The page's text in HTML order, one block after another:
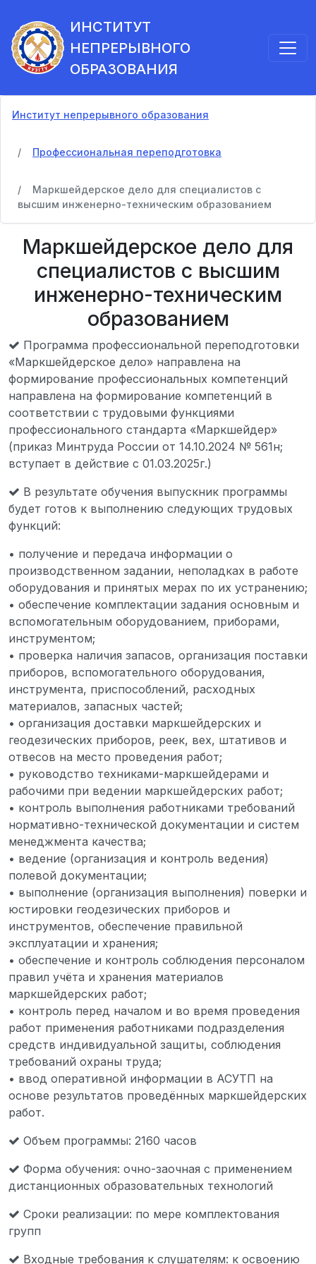
ИНСТИТУТ
НЕПРЕРЫВНОГО
ОБРАЗОВАНИЯ
Институт непрерывного образования
Профессиональная переподготовка
Маркшейдерское дело для специалистов с
высшим инженерно-техническим образованием
Маркшейдерское дело для
специалистов с высшим
инженерно-техническим
образованием
Программа профессиональной переподготовки
«Маркшейдерское дело» направлена на
формирование профессиональных компетенций
направлена на формирование компетенций в
соответствии с трудовыми функциями
профессионального стандарта «Маркшейдер»
(приказ Минтруда России от 14.10.2024 № 561н;
вступает в действие с 01.03.2025г.)
В результате обучения выпускник программы
будет готов к выполнению следующих трудовых
функций:
• получение и передача информации о
производственном задании, неполадках в работе
оборудования и принятых мерах по их устранению;
• обеспечение комплектации задания основным и
вспомогательным оборудованием, приборами,
инструментом;
• проверка наличия запасов, организация поставки
приборов, вспомогательного оборудования,
инструмента, приспособлений, расходных
материалов, запасных частей;
• организация доставки маркшейдерских и
геодезических приборов, реек, вех, штативов и
отвесов на место проведения работ;
• руководство техниками-маркшейдерами и
рабочими при ведении маркшейдерских работ;
• контроль выполнения работниками требований
нормативно-технической документации и систем
менеджмента качества;
• ведение (организация и контроль ведения)
полевой документации;
• выполнение (организация выполнения) поверки и
юстировки геодезических приборов и
инструментов, обеспечение правильной
эксплуатации и хранения;
• обеспечение и контроль соблюдения персоналом
правил учёта и хранения материалов
маркшейдерских работ;
• контроль перед началом и во время проведения
работ применения работниками подразделения
средств индивидуальной защиты, соблюдения
требований охраны труда;
• ввод оперативной информации в АСУТП на
основе результатов проведённых маркшейдерских
работ.
Объем программы: 2160 часов
Форма обучения: очно-заочная с применением
дистанционных образовательных технологий
Сроки реализации: по мере комплектования
групп
Входные требования к слушателям: к освоению